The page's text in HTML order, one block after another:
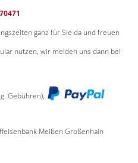
ganz für Sie da und freuen
nutzen, wir melden uns dann bei
Gebühren),
Meißen Großenhain